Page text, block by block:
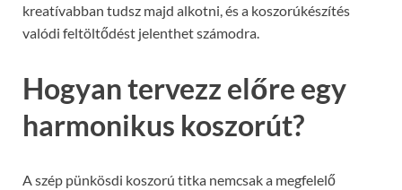
kreatívabban tudsz majd alkotni, és a koszorúkészítés
valódi feltöltődést jelenthet számodra.
Hogyan tervezz előre egy
harmonikus koszorút?
A szép pünkösdi koszorú titka nemcsak a megfelelő